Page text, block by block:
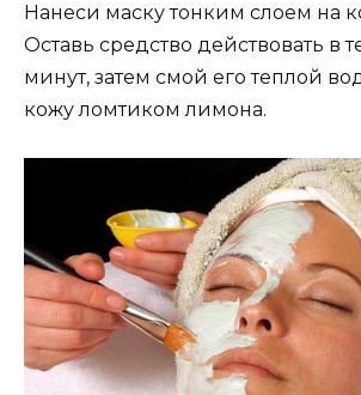
Нанеси маску тонким слоем на
Оставь средство действовать в
минут, затем смой его теплой
кожу ломтиком лимона.